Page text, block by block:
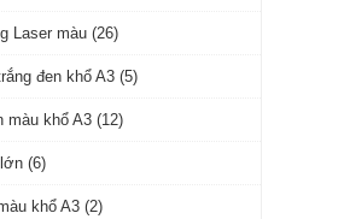
Laser màu (26)
đen khổ A3 (5)
màu khổ A3 (12)
(6)
khổ A3 (2)